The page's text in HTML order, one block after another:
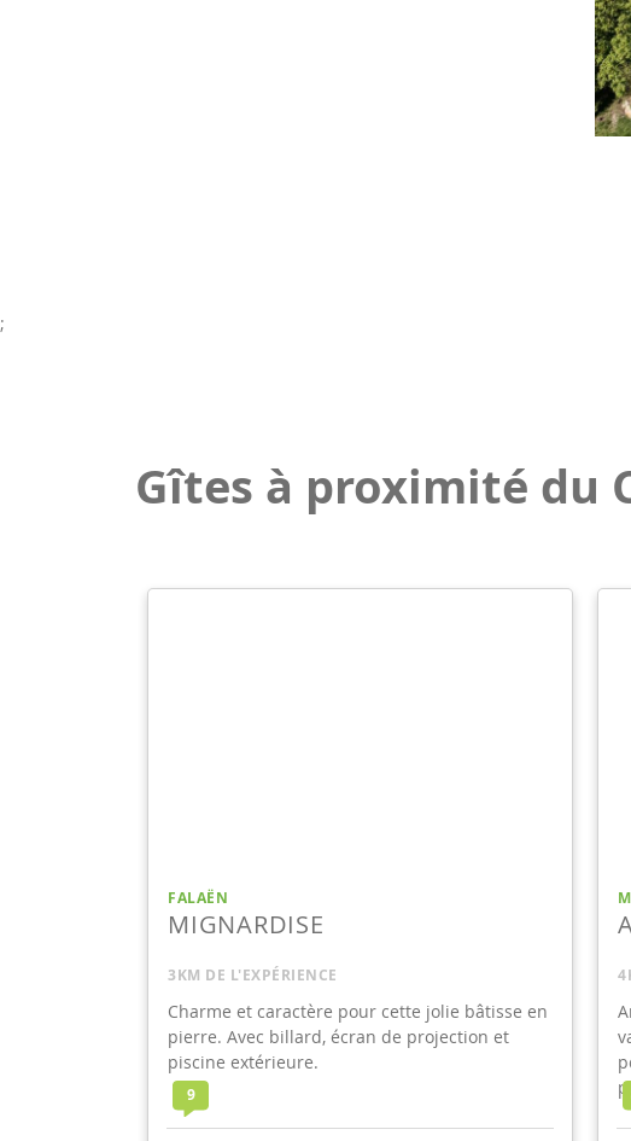
;
Gîtes à proximité du
FALAËN
MIGNARDISE
3KM DE L'EXPÉRIENCE
Charme et caractère pour cette jolie bâtisse en
pierre. Avec billard, écran de projection et
piscine extérieure.
9